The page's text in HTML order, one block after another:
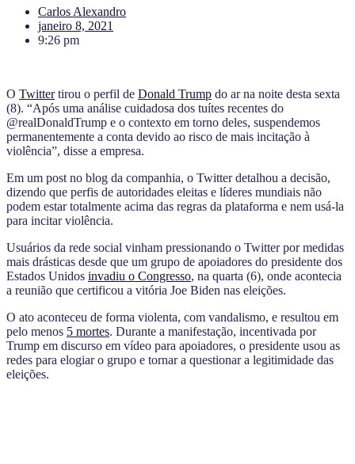
Carlos Alexandro
janeiro 8, 2021
9:26 pm
O Twittertirou o perfil de Donald Trump do ar na noite desta sexta
(8). “Após uma análise cuidadosa dos tuítes recentes do
@realDonaldTrump e o contexto em torno deles, suspendemos
permanentemente a conta devido ao risco de mais incitação à
violência”, disse a empresa.
Em um post no blog da companhia, o Twitter detalhou a decisão,
dizendo que perfis de autoridades eleitas e líderes mundiais não
podem estar totalmente acima das regras da plataforma e nem usá-la
para incitar violência.
Usuários da rede social vinham pressionando o Twitter por medidas
mais drásticas desde que um grupo de apoiadores do presidente dos
Estados Unidos invadiu o Congresso, na quarta (6), onde acontecia
a reunião que certificou a vitória Joe Biden nas eleições.
O ato aconteceu de forma violenta, com vandalismo, e resultou em
pelo menos 5 mortes. Durante a manifestação, incentivada por
Trump em discurso em vídeo para apoiadores, o presidente usou as
redes para elogiar o grupo e tornar a questionar a legitimidade das
eleições.